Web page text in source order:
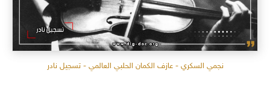
نجمي السكري - عازف الكمان الحلبي العالمي - تسجيل نادر